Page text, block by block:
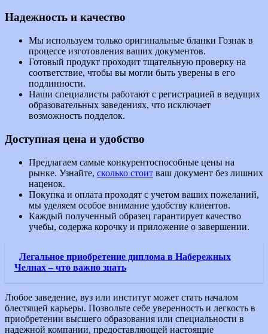
Надежность и качество
Мы используем только оригинальные бланки Гознак в
процессе изготовления ваших документов.
Готовый продукт проходит тщательную проверку на
соответствие, чтобы вы могли быть уверены в его
подлинности.
Наши специалисты работают с регистрацией в ведущих
образовательных заведениях, что исключает
возможность подделок.
Доступная цена и удобство
Предлагаем самые конкурентоспособные цены на
рынке. Узнайте, сколько стоит ваш документ без лишних
наценок.
Покупка и оплата проходят с учетом ваших пожеланий,
мы уделяем особое внимание удобству клиентов.
Каждый полученный образец гарантирует качество
учебы, содержа корочку и приложение о завершении.
Легальное приобретение диплома в Набережных
Челнах – что важно знать
Любое заведение, вуз или институт может стать началом
блестящей карьеры. Позвольте себе уверенность и легкость в
приобретении высшего образования или специальности в
надежной компании, предоставляющей настоящие